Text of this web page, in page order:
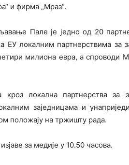
и фирма „Мраз“.
Пале је једно од 20
ЕУ локалним партнерствима за
милиона евра, а спроводи
локална партнерства за
заједницама и
положају на тржишту рада.
за медије у 10.50 часова.